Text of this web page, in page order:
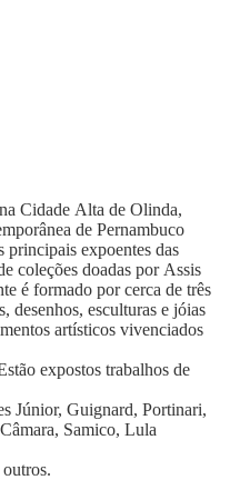
Cidade Alta de Olinda,
de Pernambuco
expoentes das
coleções doadas por Assis
é formado por cerca de três
desenhos, esculturas e jóias
artísticos vivenciados
expostos trabalhos de
Júnior, Guignard, Portinari,
Samico, Lula